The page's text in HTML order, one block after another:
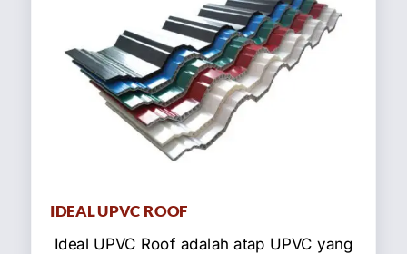
IDEAL UPVC ROOF
Ideal UPVC Roof adalah atap UPVC yang